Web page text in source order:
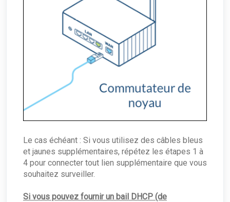
Le cas échéant : Si vous utilisez des câbles bleus
et jaunes supplémentaires, répétez les étapes 1 à
4 pour connecter tout lien supplémentaire que vous
souhaitez surveiller.
Si vous pouvez fournir un bail DHCP (de